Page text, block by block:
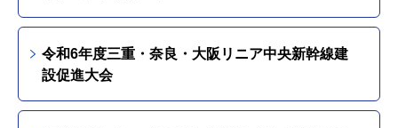
令和6年度三重・奈良・大阪リニア中央新幹線建
設促進大会